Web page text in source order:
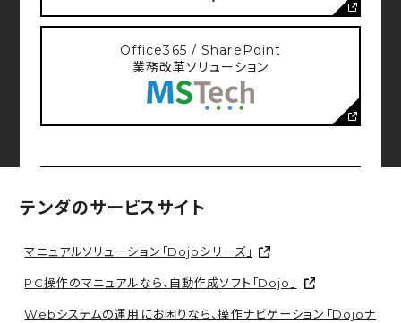
Office365 / SharePoint
業務改革ソリューション
テンダのサービスサイト
マニュアルソリューション「Dojoシリーズ」
PC操作のマニュアルなら、自動作成ソフト「Dojo」
Webシステムの運用にお困りなら、操作ナビゲーション「Dojoナ